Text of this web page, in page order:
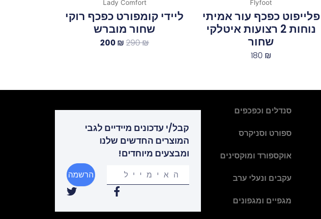
Flyfoot
פלייפוט כפכף עור אמיתי
נוחות 2 רצועות איטלקי
שחור
180 ₪
Lady Comfort
ליידי קומפורט כפכף רוקי
שחור מוברש
290₪
200 ₪
סנדלים וכפכפים
ספורט וסניקרס
אוקספורד ומוקסינים
עקבים ונעלי ערב
מגפיים ומגפונים
קבל/י עדכונים מיידיים לגבי
המוצרים החדשים שלנו
ומבצעים מיוחדים!
email
הרשמה
F
c
T
i